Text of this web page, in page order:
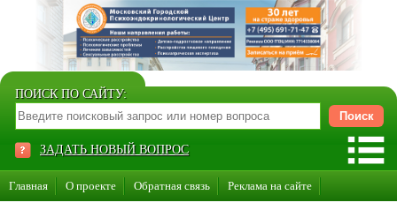
ПОИСК ПО САЙТУ:
ЗАДАТЬ НОВЫЙ ВОПРОС
Главная О проекте Обратная связь Реклама на сайте